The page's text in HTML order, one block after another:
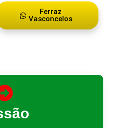
Ferraz
Vasconcelos